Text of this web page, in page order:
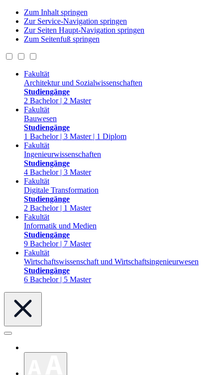
Zum Inhalt springen
Zur Service-Navigation springen
Zur Seiten Haupt-Navigation springen
Zum Seitenfuß springen
Fakultät
Architektur und Sozialwissenschaften
Studiengänge
2 Bachelor | 2 Master
Fakultät
Bauwesen
Studiengänge
1 Bachelor | 3 Master | 1 Diplom
Fakultät
Ingenieurwissenschaften
Studiengänge
4 Bachelor | 3 Master
Fakultät
Digitale Transformation
Studiengänge
2 Bachelor | 1 Master
Fakultät
Informatik und Medien
Studiengänge
9 Bachelor | 7 Master
Fakultät
Wirtschaftswissenschaft und Wirtschaftsingenieurwesen
Studiengänge
6 Bachelor | 5 Master